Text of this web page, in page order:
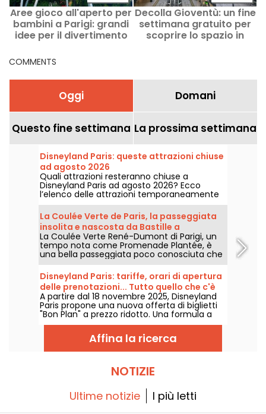
Aree gioco all'aperto per
bambini a Parigi: grandi
idee per il divertimento
Decolla Gioventù: un fine
settimana gratuito per
scoprire lo spazio in
COMMENTS
Oggi Domani
Questo fine settimana La prossima settimana
Disneyland Paris: queste attrazioni chiuse
ad agosto 2026
Quali attrazioni resteranno chiuse a
Disneyland Paris ad agosto 2026? Ecco
l’elenco delle attrazioni temporaneamente
non disponibili per manutenzione o rinnovo,
per aiutarvi a organizzare al meglio la vostra
visita ai parchi Disney.
La Coulée Verte de Paris, la passeggiata
insolita e nascosta da Bastille a
Vincennes
La Coulée Verte René-Dumont di Parigi, un
tempo nota come Promenade Plantée, è
una bella passeggiata poco conosciuta che
accompagna i parigini in un percorso
verdeggiante dalla Bastiglia al Bois de
Vincennes, passando per il Viaduc des Arts. È
un modo insolito e ombreggiato per scoprire
Parigi, lontano dal caos della città.
Disneyland Paris: tariffe, orari di apertura
delle prenotazioni... Tutto quello che c'è
da sapere sui biglietti "Bon Plan"
A partire dal 18 novembre 2025, Disneyland
Paris propone una nuova offerta di biglietti
"Bon Plan" a prezzo ridotto. Una formula a
tempo determinato e accessibile a tutti per
godersi la magia Disney senza spendere una
fortuna. Orari di lancio, prezzi, date... Vi
diciamo tutto!
Affina la ricerca
NOTIZIE
Ultime notizie I più letti